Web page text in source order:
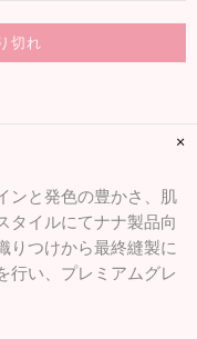
切れ
ンと発色の豊かさ、肌
タイルにてナナ製品向
りつけから最終縫製に
行い、プレミアムグレ